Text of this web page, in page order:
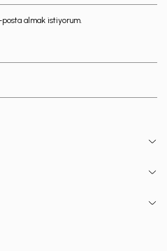
almak istiyorum.